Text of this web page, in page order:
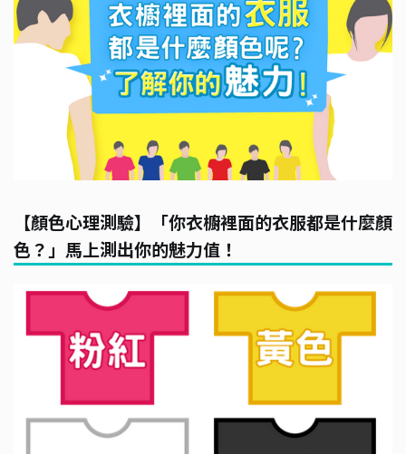
【顏色心理測驗】「你衣櫥裡面的衣服都是什麼顏
色？」馬上測出你的魅力值！